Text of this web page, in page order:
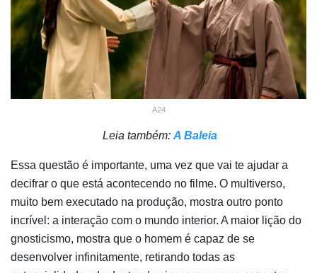
A24
Leia também: A Baleia
Essa questão é importante, uma vez que vai te ajudar a
decifrar o que está acontecendo no filme. O multiverso,
muito bem executado na produção, mostra outro ponto
incrível: a interação com o mundo interior. A maior lição do
gnosticismo, mostra que o homem é capaz de se
desenvolver infinitamente, retirando todas as